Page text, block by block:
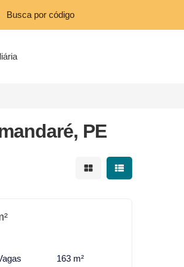
PE
Mostrar resultados em
Mostrar
163 m²